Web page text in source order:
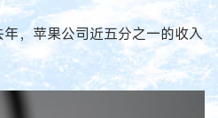
，苹果公司近五分之一的收入